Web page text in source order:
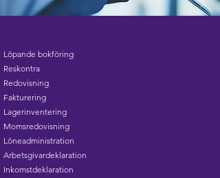
Löpande bokföring
Reskontra
Redovisning
Fakturering
Lagerinventering
Momsredovisning
Löneadministration
Arbetsgivardeklaration
Inkomstdeklaration